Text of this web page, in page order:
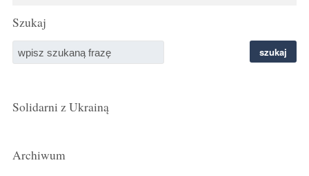
Szukaj
szukaj
Solidarni z Ukrainą
Archiwum